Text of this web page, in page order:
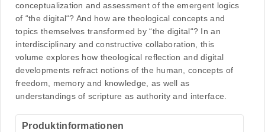
conceptualization and assessment of the emergent logics
of “the digital“? And how are theological concepts and
topics themselves transformed by “the digital“? In an
interdisciplinary and constructive collaboration, this
volume explores how theological reflection and digital
developments refract notions of the human, concepts of
freedom, memory and knowledge, as well as
understandings of scripture as authority and interface.
Produktinformationen